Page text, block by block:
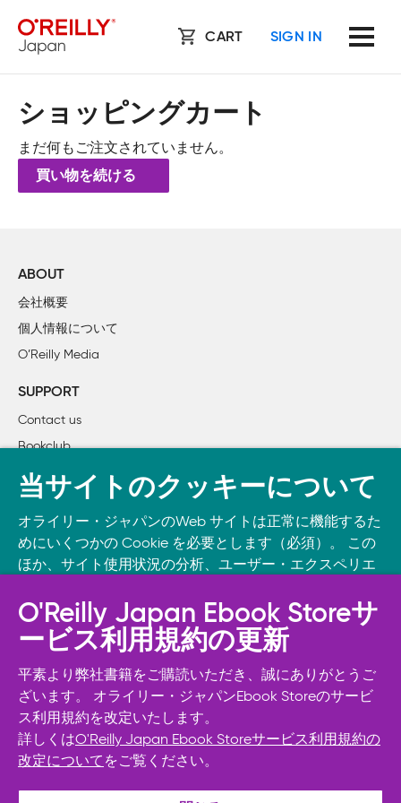
CART SIGN IN
ショッピングカート
まだ何もご注文されていません。
買い物を続ける
ABOUT
会社概要
個人情報について
O’Reilly Media
SUPPORT
Contact us
Bookclub
書籍注文
Take O’Reilly with you and learn anywhere, anytime on your
phone
and tablet.
© 2026, O’Reilly Japan, Inc. oreilly.co.jpに掲載されているすべて
当サイトのクッキーについて
オライリー・ジャパンのWeb サイトは正常に機能するた
めにいくつかの Cookie を必要とします（必須）。 この
ほか、サイト使用状況の分析、ユーザー・エクスペリエ
その他の Cookie を使用することがあります。 詳細につ
いては Cookie設定をご確認ください。
また、オライリー・ジャパンのプライバシーポリシーに
ついては 個人情報保護方針をご確認ください。
Cookie設定
必須Cookie以外を拒否する
O'Reilly Japan Ebook Storeサ
ービス利用規約の更新
平素より弊社書籍をご購読いただき、誠にありがとうご
ざいます。 オライリー・ジャパンEbook Storeのサービ
ス利用規約を改定いたします。
詳しくはO'Reilly Japan Ebook Storeサービス利用規約の
改定について をご覧ください。